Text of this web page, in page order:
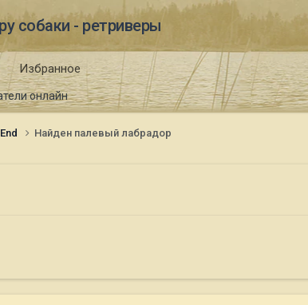
собаки - ретриверы
онлайн
Избранное
Найден палевый лабрадор